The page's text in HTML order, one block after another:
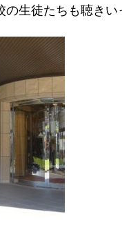
生徒たちも聴き